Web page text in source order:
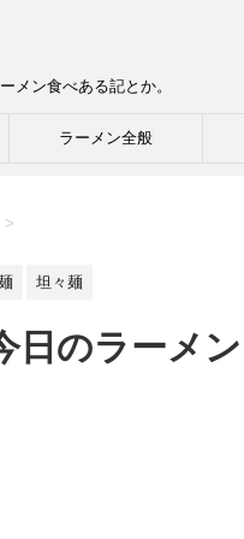
メン食べある記とか。
ラーメン全般
>
坦々麺
日のラーメ